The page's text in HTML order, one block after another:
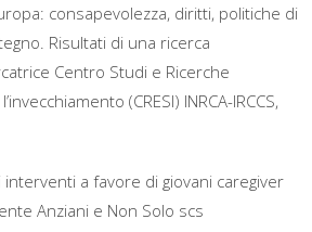
consapevolezza, diritti, politiche di
Risultati di una ricerca
Centro Studi e Ricerche
(CRESI) INRCA-IRCCS,
a favore di giovani caregiver
Anziani e Non Solo scs